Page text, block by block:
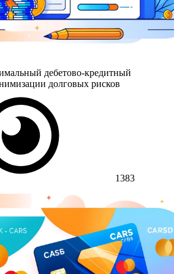
дебетово-кредитный
долговых рисков
1383